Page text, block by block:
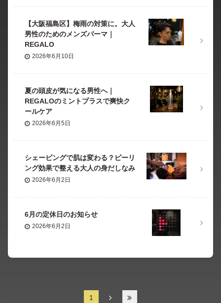
【大阪福島区】梅雨の対策に。大人
男性のためのメンズパーマ｜
REGALO
2026年6月10日
夏の頭皮が気になる男性へ｜
REGALOのミントプラスで爽快ク
ールケア
2026年6月5日
シェービングで肌は変わる？ピーリ
ング効果で整える大人の身だしなみ
2026年6月2日
6月の定休日のお知らせ
2026年6月2日
1 2